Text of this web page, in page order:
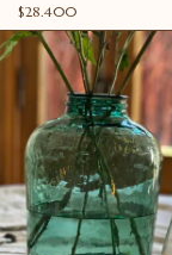
$28.400